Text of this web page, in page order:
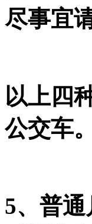
尽事宜
以上四
公交车。
5、普